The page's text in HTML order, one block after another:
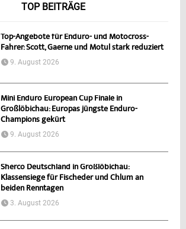
TOP BEITRÄGE
Top-Angebote für Enduro- und Motocross-
Fahrer: Scott, Gaerne und Motul stark reduziert
9. August 2026
Mini Enduro European Cup Finale in
Großlöbichau: Europas jüngste Enduro-
Champions gekürt
9. August 2026
Sherco Deutschland in Großlöbichau:
Klassensiege für Fischeder und Chlum an
beiden Renntagen
3. August 2026